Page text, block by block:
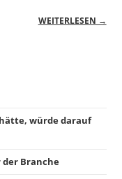
WEITERLESEN →
würde darauf
der Branche